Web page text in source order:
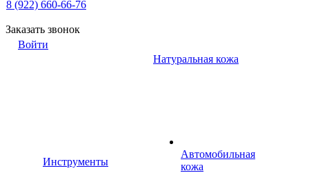
8 (922) 660-66-76
Заказать звонок
Войти
Инструменты
Натуральная кожа
Автомобильная
кожа